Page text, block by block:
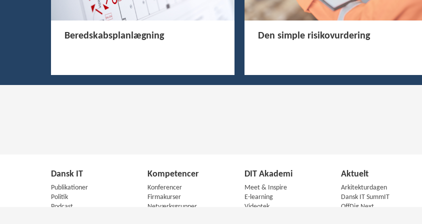
Beredskabsplanlægning Den simple risikovurdering
Dansk IT
Publikationer
Politik
Podcast
Kompetencer
Konferencer
Firmakurser
Netværksgrupper
DIT Akademi
Meet & Inspire
E-learning
Videotek
Aktuelt
Arkitekturdagen
Dansk IT SummIT
OffDig Next